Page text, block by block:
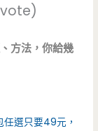
方法，你給幾
選只要49元，